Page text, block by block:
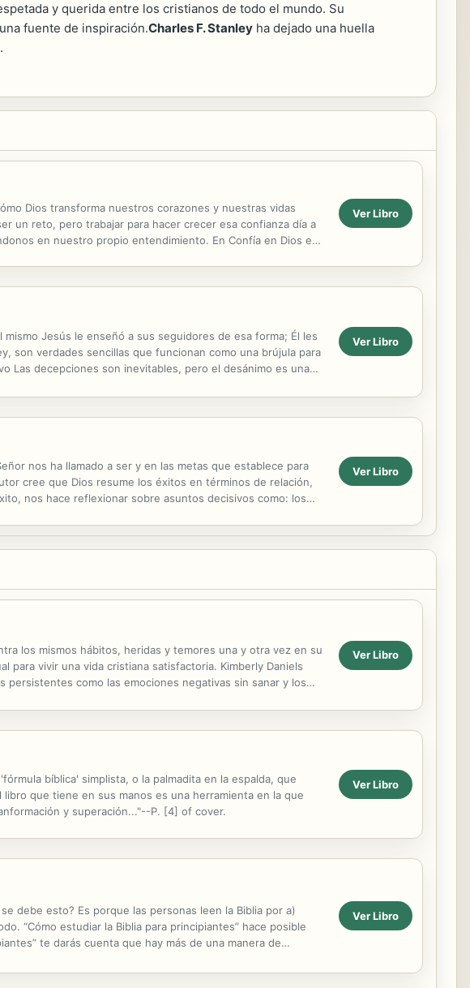
y querida entre los cristianos de todo el mundo. Su
fuente de inspiración.Charles F. Stanley ha dejado una huella
Dios transforma nuestros corazones y nuestras vidas
un reto, pero trabajar para hacer crecer esa confianza día a
en nuestro propio entendimiento. En Confía en Dios en
Ver Libro
Jesús le enseñó a sus seguidores de esa forma; Él les
son verdades sencillas que funcionan como una brújula para
Las decepciones son inevitables, pero el desánimo es una
Ver Libro
nos ha llamado a ser y en las metas que establece para
cree que Dios resume los éxitos en términos de relación,
nos hace reflexionar sobre asuntos decisivos como: los
Ver Libro
los mismos hábitos, heridas y temores una y otra vez en su
para vivir una vida cristiana satisfactoria. Kimberly Daniels
como las emociones negativas sin sanar y los
Ver Libro
bíblica' simplista, o la palmadita en la espalda, que
que tiene en sus manos es una herramienta en la que
y superación..."--P. [4] of cover.
Ver Libro
debe esto? Es porque las personas leen la Biblia por a)
“Cómo estudiar la Biblia para principiantes” hace posible
te darás cuenta que hay más de una manera de
Ver Libro